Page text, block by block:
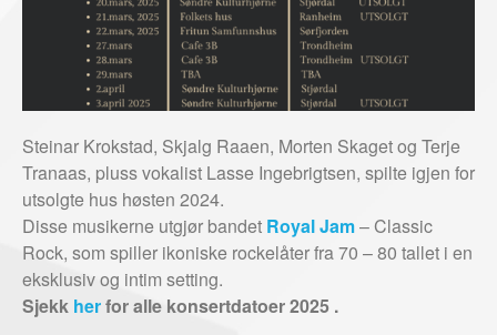
Steinar Krokstad, Skjalg Raaen, Morten Skaget og Terje
Tranaas, pluss vokalist Lasse Ingebrigtsen, spilte igjen for
utsolgte hus høsten 2024.
Disse musikerne utgjør bandet Royal Jam– Classic
Rock, som spiller ikoniske rockelåter fra 70 – 80 tallet i en
eksklusiv og intim setting.
Sjekk herfor alle konsertdatoer 2025 .